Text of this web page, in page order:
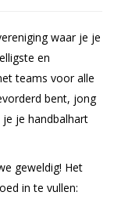
waar je je
en
teams voor alle
bent, jong
je handbalhart
geweldig! Het
in te vullen: